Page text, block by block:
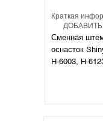
Краткая
Сменная
оснасток
H-6003, H-